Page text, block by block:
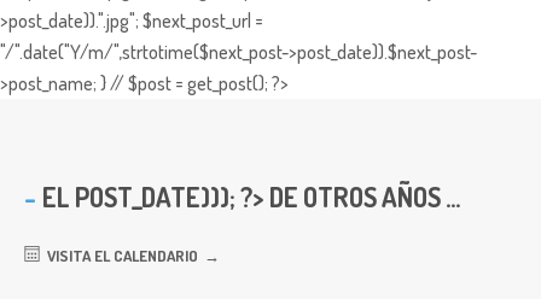
>post_date)).".jpg"; $next_post_url =
"/".date("Y/m/",strtotime($next_post->post_date)).$next_post-
>post_name; } // $post = get_post(); ?>
EL POST_DATE))); ?> DE OTROS AÑOS ...
VISITA EL CALENDARIO